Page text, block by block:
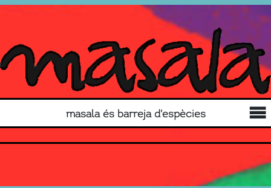
masala és barreja d'espècies